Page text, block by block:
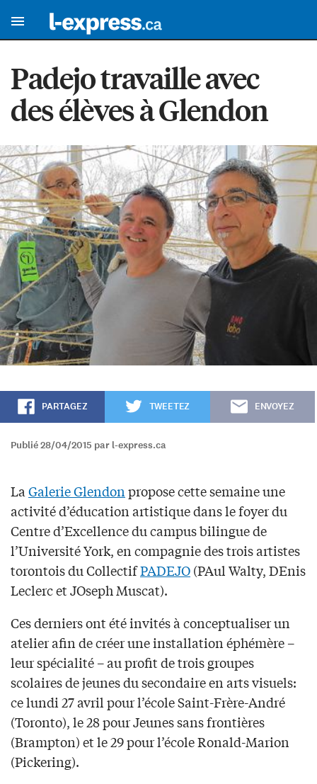
Padejo travaille avec
des élèves à Glendon
PARTAGEZ TWEETEZ ENVOYEZ
Publié 28/04/2015 par l-express.ca
LaGalerie Glendonpropose cette semaine une
activité d’éducation artistique dans le foyer du
Centre d’Excellence du campus bilingue de
l’Université York, en compagnie des trois artistes
torontois du CollectifPADEJO(PAul Walty, DEnis
Leclerc et JOseph Muscat).
Ces derniers ont été invités à conceptualiser un
atelier afin de créer une installation éphémère –
leur spécialité – au profit de trois groupes
scolaires de jeunes du secondaire en arts visuels:
ce lundi 27 avril pour l’école Saint-Frère-André
(Toronto), le 28 pour Jeunes sans frontières
(Brampton) et le 29 pour l’école Ronald-Marion
(Pickering).